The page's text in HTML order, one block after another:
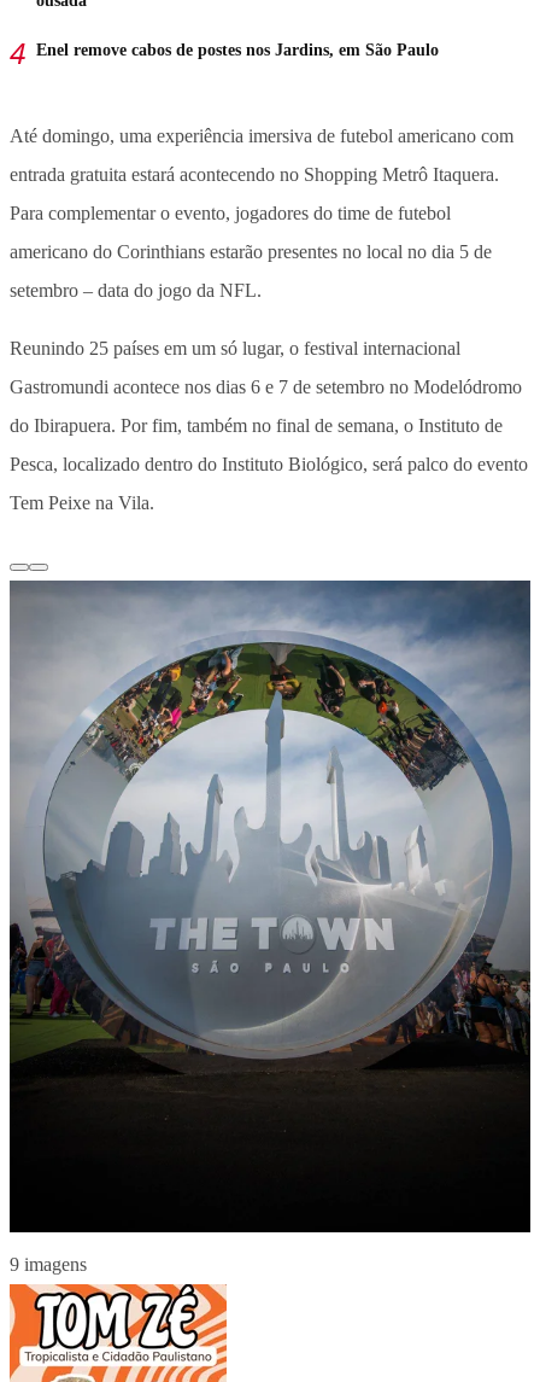
Enel remove cabos de postes nos Jardins, em São Paulo
Até domingo, uma experiência imersiva de futebol americano com
entrada gratuita estará acontecendo no Shopping Metrô Itaquera.
Para complementar o evento, jogadores do time de futebol
americano do Corinthians estarão presentes no local no dia 5 de
setembro – data do jogo da NFL.
Reunindo 25 países em um só lugar, o festival internacional
Gastromundi acontece nos dias 6 e 7 de setembro no Modelódromo
do Ibirapuera. Por fim, também no final de semana, o Instituto de
Pesca, localizado dentro do Instituto Biológico, será palco do evento
Tem Peixe na Vila.
9 imagens